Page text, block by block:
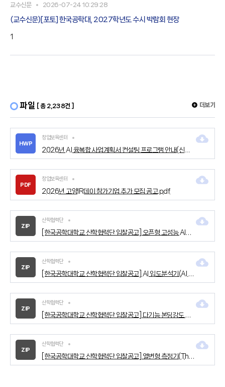
교수신문 2026-07-24 10:29:28
(교수신문)[포토] 한국공학대, 2027학년도 수시 박람회 현장
1
파일 [ 총 2,238건 ] 더보기
HWP
창업보육센터
2026년 AI 융복합 사업계획서 컨설팅 프로그램 안내(신청서 포함).hwp
PDF
창업보육센터
2026년 고양IR데이 참가기업 추가 모집 공고.pdf
ZIP
산학협력단
[한국공학대학교 산학협력단 입찰공고] 오픈형 고성능 AI서비스 운영플랫폼 구축용 서버.zip
ZIP
산학협력단
[한국공학대학교 산학협력단 입찰공고] Al 입도분석기(Al Particle Imaging Analyzer).zip
ZIP
산학협력단
[한국공학대학교 산학협력단 입찰공고] 다기능 본딩강도 측정기(Multi-Function Bonding Strength Analysis System).zip
ZIP
산학협력단
[한국공학대학교 산학협력단 입찰공고] 열변형 측정기(Thermomechanical Characterization System).zip